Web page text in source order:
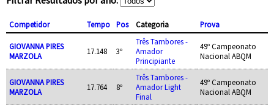
Competidor Tempo Pos Categoria Prova
GIOVANNA PIRES
MARZOLA
17.148 3º
Três Tambores -
Amador
Principiante
49º Campeonato
Nacional ABQM
GIOVANNA PIRES
MARZOLA
17.764 8º
Três Tambores -
Amador Light
Final
49º Campeonato
Nacional ABQM